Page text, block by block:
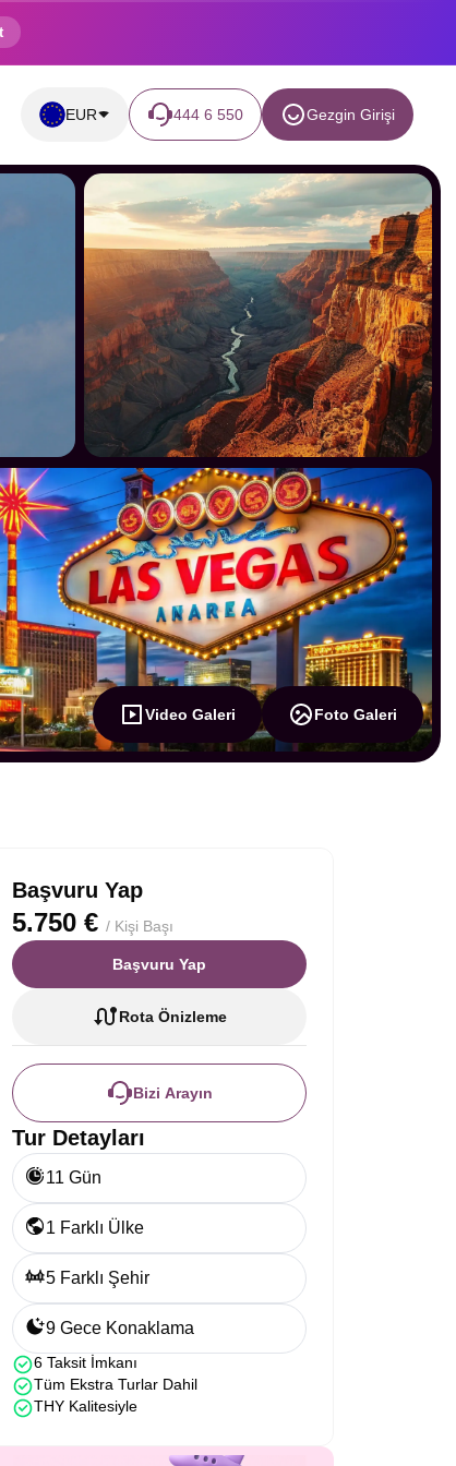
EUR 444 6 550 Gezgin Girişi
Video Galeri Foto Galeri
Başvuru Yap
5.750 € / Kişi Başı
Başvuru Yap
Rota Önizleme
Bizi Arayın
Tur Detayları
11 Gün
1 Farklı Ülke
5 Farklı Şehir
9 Gece Konaklama
6 Taksit İmkanı
Tüm Ekstra Turlar Dahil
THY Kalitesiyle